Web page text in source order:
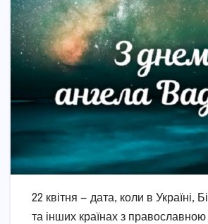
22 квітня — дата, коли в Україні,
та інших країнах з